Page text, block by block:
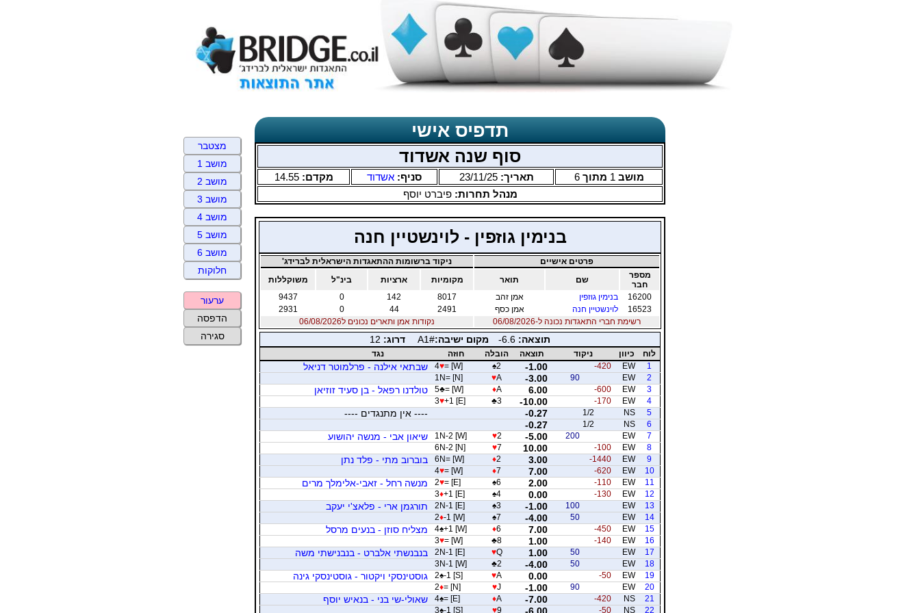
תדפיס אישי
סוף שנה אשדוד
מושב 1 מתוך6 תאריך:23/11/25 סניף: אשדוד מקדם:14.55
מנהל תחרות:פיברט יוסף
בנימין גוזפין - לוינשטיין חנה
פרטים אישיים
ניקוד ברשומות ההתאגדות הישראלית לברידג'
מספר
חבר
שם תואר מקומיות ארציות בינ"ל
משוקללות
16200
בנימין גוזפין אמן זהב 8017
142
0
9437
16523
לוינשטיין חנה אמן כסף 2491
44
0
2931
רשימת חברי התאגדות נכונה ל-06/08/2026
נקודות אמן ותארים נכונים ל06/08/2026
תוצאה: -6.6 מקום ישיבה:A1# דרוג: 12
לוח כיוון ניקוד תוצאה הובלה חוזה
נגד
1
EW
-420
-1.00
♠2
4♥= [W] שבתאי אילנה - פרלמוטר דניאל
2
EW
90
-3.00
♥A
1N= [N]
3
EW
-600
6.00
♦A
5♣= [W] טולדנו רפאל - בן סעיד זוזיאן
4
EW
-170
-10.00
♣3
3♥+1 [E]
5
NS
1/2
-0.27 ---- אין מתנגדים ----
6
NS
1/2
-0.27
7
EW
200
-5.00
♥2
1N-2 [W] שיאון אבי - מנשה יהושוע
8
EW
-100
10.00
♥7
6N-2 [N]
9
EW
-1440
3.00
♦2
6N= [W] בוברוב מתי - פלד נתן
10
EW
-620
7.00
♦7
4♥= [W]
11
EW
-110
2.00
♠6
2♥= [E] מנשה רחל - זאבי-אלימלך מרים
12
EW
-130
0.00
♠4
3♦+1 [E]
13
EW
100
-1.00
♠3
2N-1 [E] תורגמן ארי - פלאצ'י יעקב
14
EW
50
-4.00
♠7
2♦-1 [W]
15
EW
-450
7.00
♦6
4♠+1 [W] מצליח סוזן - בנעים מרסל
16
EW
-140
1.00
♣8
3♥= [W]
17
EW
50
1.00
♥Q
2N-1 [E] בנבנשתי אלברט - בנבנישתי משה
18
EW
50
-4.00
♣2
3N-1 [W]
19
EW
-50
0.00
♥A
2♠-1 [S] גוסטינסקי ויקטור - גוסטינסקי גינה
20
EW
90
-1.00
♥J
2♦= [N]
21
NS
-420
-7.00
♦A
4♠= [E] שאולי-שי בני - בנאיש יוסף
22
NS
-50
-6.00
♥9
3♠-1 [S]
מצטבר
מושב 1
מושב 2
מושב 3
מושב 4
מושב 5
מושב 6
חלוקות
ערעור
הדפסה
סגירה